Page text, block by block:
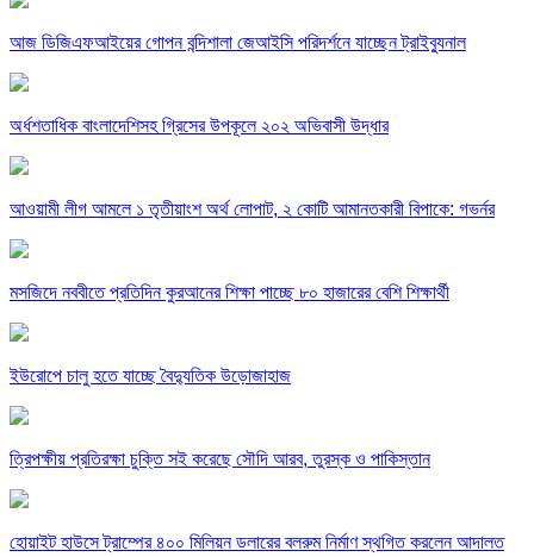
আজ ডিজিএফআইয়ের গোপন বন্দিশালা জেআইসি পরিদর্শনে যাচ্ছেন ট্রাইব্যুনাল
অর্ধশতাধিক বাংলাদেশিসহ গ্রিসের উপকূলে ২০২ অভিবাসী উদ্ধার
আওয়ামী লীগ আমলে ১ তৃতীয়াংশ অর্থ লোপাট, ২ কোটি আমানতকারী বিপাকে: গভর্নর
মসজিদে নববীতে প্রতিদিন কুরআনের শিক্ষা পাচ্ছে ৮০ হাজারের বেশি শিক্ষার্থী
ইউরোপে চালু হতে যাচ্ছে বৈদ্যুতিক উড়োজাহাজ
ত্রিপক্ষীয় প্রতিরক্ষা চুক্তি সই করেছে সৌদি আরব, তুরস্ক ও পাকিস্তান
হোয়াইট হাউসে ট্রাম্পের ৪০০ মিলিয়ন ডলারের বলরুম নির্মাণ স্থগিত করলেন আদালত